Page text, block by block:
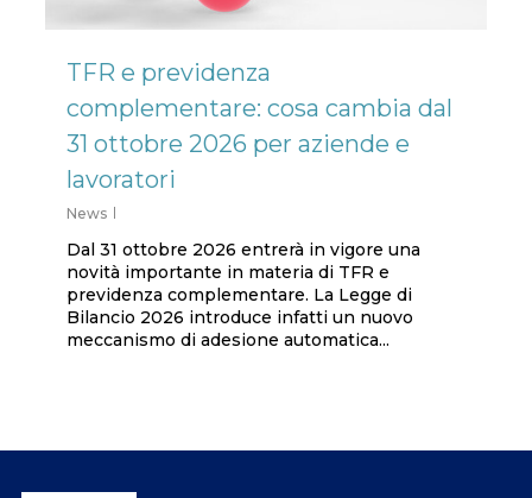
TFR e previdenza
complementare: cosa cambia dal
31 ottobre 2026 per aziende e
lavoratori
News
Dal 31 ottobre 2026 entrerà in vigore una
novità importante in materia di TFR e
previdenza complementare. La Legge di
Bilancio 2026 introduce infatti un nuovo
meccanismo di adesione automatica...